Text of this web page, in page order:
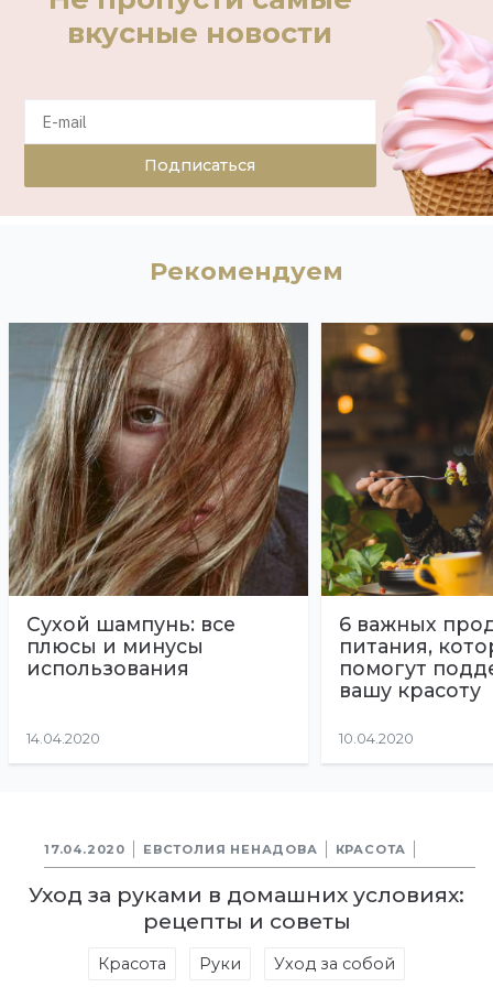
вкусные новости
Подписаться
Рекомендуем
Сухой шампунь: все
плюсы и минусы
использования
14.04.2020
6 важных
питания,
помогут
вашу красоту
10.04.2020
17.04.2020 ЕВСТОЛИЯ НЕНАДОВА КРАСОТА
Уход за руками в домашних условиях:
рецепты и советы
Красота Руки Уход за собой